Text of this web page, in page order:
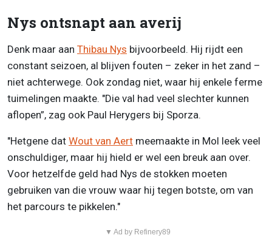
Nys ontsnapt aan averij
Denk maar aan Thibau Nys bijvoorbeeld. Hij rijdt een
constant seizoen, al blijven fouten – zeker in het zand –
niet achterwege. Ook zondag niet, waar hij enkele ferme
tuimelingen maakte. "Die val had veel slechter kunnen
aflopen”, zag ook Paul Herygers bij Sporza.
"Hetgene dat Wout van Aert meemaakte in Mol leek veel
onschuldiger, maar hij hield er wel een breuk aan over.
Voor hetzelfde geld had Nys de stokken moeten
gebruiken van die vrouw waar hij tegen botste, om van
het parcours te pikkelen."
▼ Ad by Refinery89